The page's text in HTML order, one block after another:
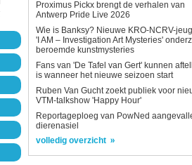
Proximus Pickx brengt de verhalen van
Antwerp Pride Live 2026
Wie is Banksy? Nieuwe KRO-NCRV-
'I AM – Investigation Art Mysteries'
beroemde kunstmysteries
Fans van 'De Tafel van Gert' kunnen
is wanneer het nieuwe seizoen start
Ruben Van Gucht zoekt publiek voor
VTM-talkshow 'Happy Hour'
Reportageploeg van PowNed
dierenasiel
volledig overzicht